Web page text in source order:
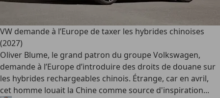
VW demande à l’Europe de taxer les hybrides chinoises
(2027)
Oliver Blume, le grand patron du groupe Volkswagen,
demande à l’Europe d’introduire des droits de douane sur
les hybrides rechargeables chinois. Étrange, car en avril,
cet homme louait la Chine comme source d'inspiration...